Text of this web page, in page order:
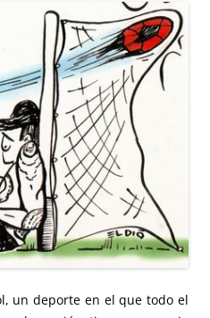
un deporte en el que todo el